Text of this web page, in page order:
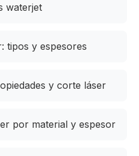
waterjet
tipos y espesores
y corte láser
por material y espesor